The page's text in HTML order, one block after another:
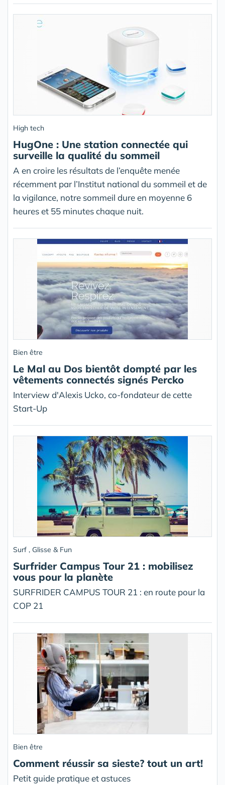
High tech
HugOne : Une station connectée qui
surveille la qualité du sommeil
A en croire les résultats de l’enquête menée
récemment par l’Institut national du sommeil et de
la vigilance, notre sommeil dure en moyenne 6
heures et 55 minutes chaque nuit.
Bien être
Le Mal au Dos bientôt dompté par les
vêtements connectés signés Percko
Interview d'Alexis Ucko, co-fondateur de cette
Start-Up
Surf , Glisse & Fun
Surfrider Campus Tour 21 : mobilisez
vous pour la planète
SURFRIDER CAMPUS TOUR 21 : en route pour la
COP 21
Bien être
Comment réussir sa sieste? tout un art!
Petit guide pratique et astuces